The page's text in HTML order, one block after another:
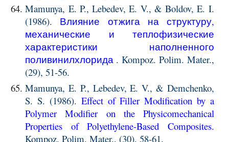
Mamunya, E. P., Lebedev, E. V., & Boldov, E. I.
(1986). Влияние отжига на структуру,
механические и теплофизические
характеристики наполненного
поливинилхлорида . Kompoz. Polim. Mater.,
(29), 51-56.
Mamunya, E. P., Lebedev, E. V., & Demchenko,
S. S. (1986). Effect of Filler Modification by a
Polymer Modifier on the Physicomechanical
Properties of Polyethylene-Based Composites.
Kompoz. Polim. Mater., (30), 58-61.